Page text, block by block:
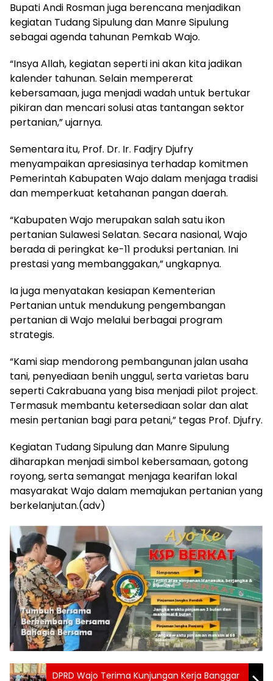
Bupati Andi Rosman juga berencana menjadikan
kegiatan Tudang Sipulung dan Manre Sipulung
sebagai agenda tahunan Pemkab Wajo.
“Insya Allah, kegiatan seperti ini akan kita jadikan
kalender tahunan. Selain mempererat
kebersamaan, juga menjadi wadah untuk bertukar
pikiran dan mencari solusi atas tantangan sektor
pertanian,” ujarnya.
Sementara itu, Prof. Dr. Ir. Fadjry Djufry
menyampaikan apresiasinya terhadap komitmen
Pemerintah Kabupaten Wajo dalam menjaga tradisi
dan memperkuat ketahanan pangan daerah.
“Kabupaten Wajo merupakan salah satu ikon
pertanian Sulawesi Selatan. Secara nasional, Wajo
berada di peringkat ke-11 produksi pertanian. Ini
prestasi yang membanggakan,” ungkapnya.
Ia juga menyatakan kesiapan Kementerian
Pertanian untuk mendukung pengembangan
pertanian di Wajo melalui berbagai program
strategis.
“Kami siap mendorong pembangunan jalan usaha
tani, penyediaan benih unggul, serta varietas baru
seperti Cakrabuana yang bisa menjadi pilot project.
Termasuk membantu ketersediaan solar dan alat
mesin pertanian bagi para petani,” tegas Prof. Djufry.
Kegiatan Tudang Sipulung dan Manre Sipulung
diharapkan menjadi simbol kebersamaan, gotong
royong, serta semangat menjaga kearifan lokal
masyarakat Wajo dalam memajukan pertanian yang
berkelanjutan.(adv)
DPRD Wajo Terima Kunjungan Kerja Banggar